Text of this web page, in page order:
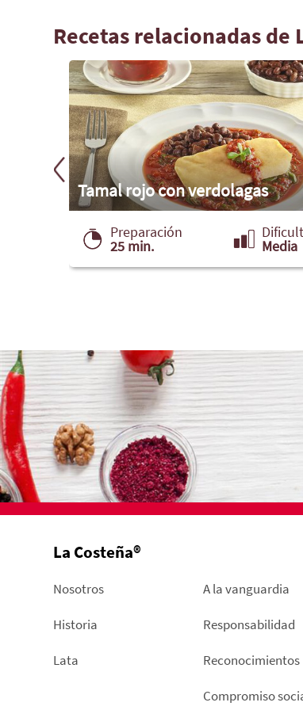
Recetas relacionadas de
Tamal rojo con verdolagas
Preparación
25 min. Media
La Costeña®
Nosotros
Historia
Lata
A la vanguardia
Responsabilidad
Reconocimientos
Compromiso